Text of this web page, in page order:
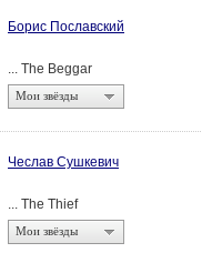
Борис Пославский
... The Beggar
Мои звёзды
Чеслав Сушкевич
... The Thief
Мои звёзды